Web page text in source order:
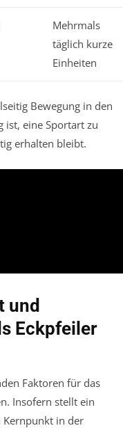
Mehrmals
täglich kurze
Einheiten
Bewegung in den
ist, eine Sportart zu
erhalten bleibt.
und
Eckpfeiler
Faktoren für das
Insofern stellt ein
Kernpunkt in der